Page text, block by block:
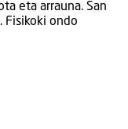
eta arrauna. San
Fisikoki ondo